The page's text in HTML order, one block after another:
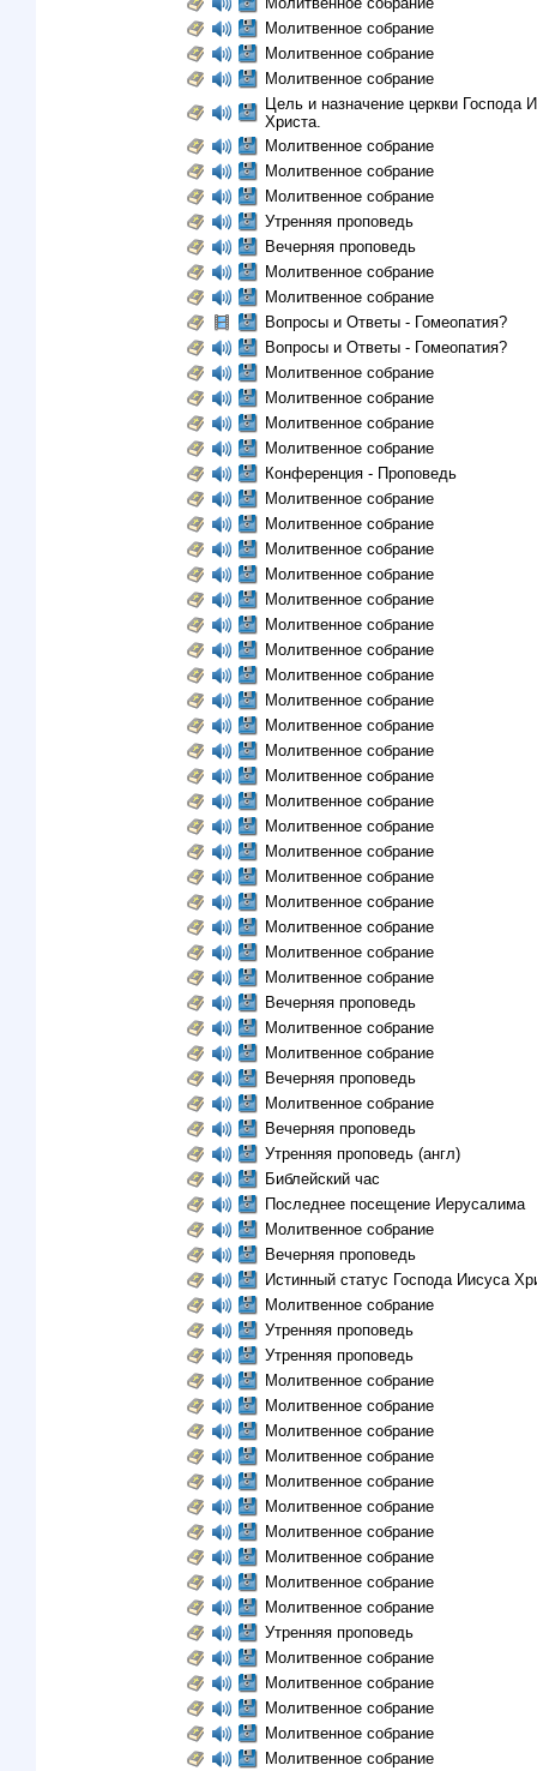
Молитвенное собрание
Молитвенное собрание
Молитвенное собрание
Цель и назначение церкви Господа
Христа.
Молитвенное собрание
Молитвенное собрание
Молитвенное собрание
Утренняя проповедь
Вечерняя проповедь
Молитвенное собрание
Молитвенное собрание
Вопросы и Ответы - Гомеопатия?
Вопросы и Ответы - Гомеопатия?
Молитвенное собрание
Молитвенное собрание
Молитвенное собрание
Молитвенное собрание
Конференция - Проповедь
Молитвенное собрание
Молитвенное собрание
Молитвенное собрание
Молитвенное собрание
Молитвенное собрание
Молитвенное собрание
Молитвенное собрание
Молитвенное собрание
Молитвенное собрание
Молитвенное собрание
Молитвенное собрание
Молитвенное собрание
Молитвенное собрание
Молитвенное собрание
Молитвенное собрание
Молитвенное собрание
Молитвенное собрание
Молитвенное собрание
Молитвенное собрание
Молитвенное собрание
Вечерняя проповедь
Молитвенное собрание
Молитвенное собрание
Вечерняя проповедь
Молитвенное собрание
Вечерняя проповедь
Утренняя проповедь (англ)
Библейский час
Последнее посещение Иерусалима
Молитвенное собрание
Вечерняя проповедь
Истинный статус Господа Иисуса
Молитвенное собрание
Утренняя проповедь
Утренняя проповедь
Молитвенное собрание
Молитвенное собрание
Молитвенное собрание
Молитвенное собрание
Молитвенное собрание
Молитвенное собрание
Молитвенное собрание
Молитвенное собрание
Молитвенное собрание
Молитвенное собрание
Утренняя проповедь
Молитвенное собрание
Молитвенное собрание
Молитвенное собрание
Молитвенное собрание
Молитвенное собрание